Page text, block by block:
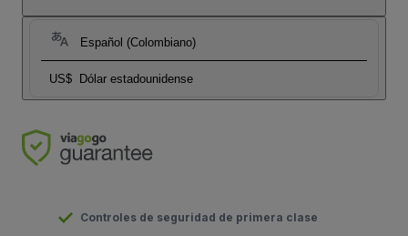
Español (Colombiano)
US$ Dólar estadounidense
Controles de seguridad de primera clase